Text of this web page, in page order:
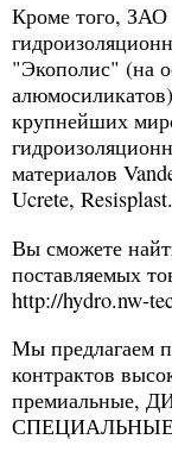
Кроме того, ЗАО
"Экополис" (на
крупнейших
материалов
Ucrete, Resisplast.
Вы сможете
поставляемых
http://hydro.nw-
Мы предлагаем
контрактов
премиальные,